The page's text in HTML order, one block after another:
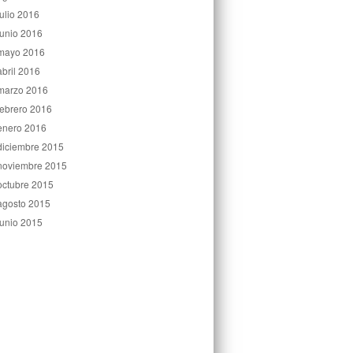
2016
2016
2016
2016
2016
2016
2016
2015
2015
2015
2015
2015